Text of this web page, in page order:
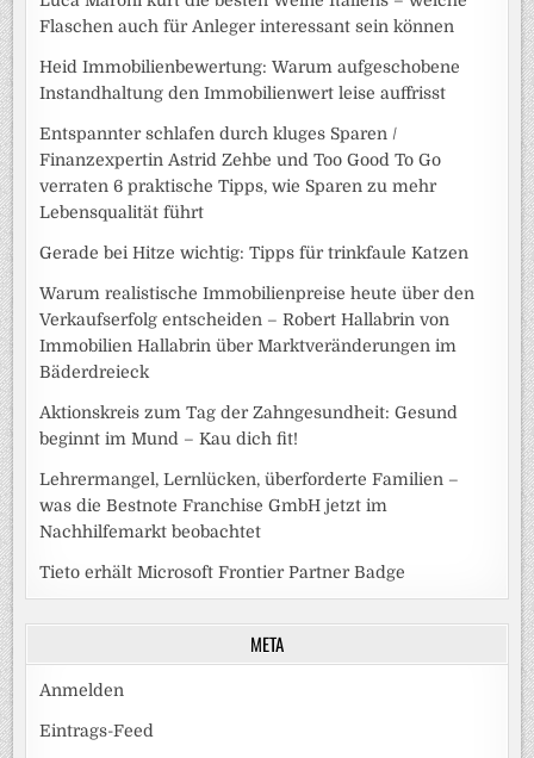
Flaschen auch für Anleger interessant sein können
Heid Immobilienbewertung: Warum aufgeschobene
Instandhaltung den Immobilienwert leise auffrisst
Entspannter schlafen durch kluges Sparen /
Finanzexpertin Astrid Zehbe und Too Good To Go
verraten 6 praktische Tipps, wie Sparen zu mehr
Lebensqualität führt
Gerade bei Hitze wichtig: Tipps für trinkfaule Katzen
Warum realistische Immobilienpreise heute über den
Verkaufserfolg entscheiden – Robert Hallabrin von
Immobilien Hallabrin über Marktveränderungen im
Bäderdreieck
Aktionskreis zum Tag der Zahngesundheit: Gesund
beginnt im Mund – Kau dich fit!
Lehrermangel, Lernlücken, überforderte Familien –
was die Bestnote Franchise GmbH jetzt im
Nachhilfemarkt beobachtet
Tieto erhält Microsoft Frontier Partner Badge
META
Anmelden
Eintrags-Feed